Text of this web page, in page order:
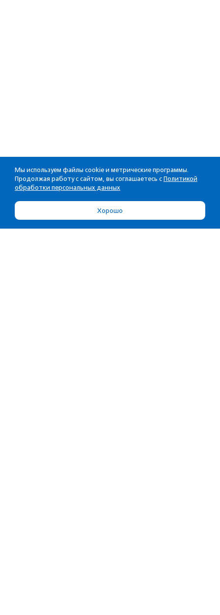
Мы используем файлы cookie и метрические программы.
Продолжая работу с сайтом, вы соглашаетесь с Политикой
обработки персональных данных
Хорошо